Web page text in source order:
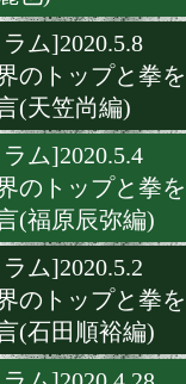
世界のトップ
証言(大平剛
[コラム
あの一戦を
ンクィルvsス
[コラム
世界のトップ
証言(大竹秀典